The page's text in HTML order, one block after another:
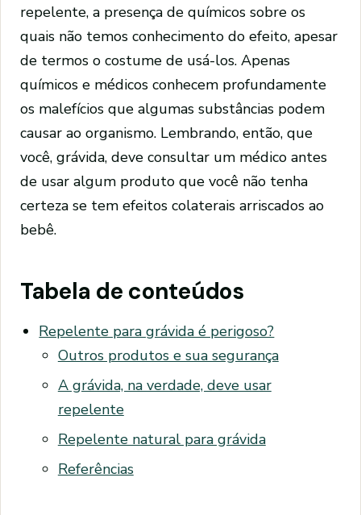
repelente, a presença de químicos sobre os
quais não temos conhecimento do efeito, apesar
de termos o costume de usá-los. Apenas
químicos e médicos conhecem profundamente
os malefícios que algumas substâncias podem
causar ao organismo. Lembrando, então, que
você, grávida, deve consultar um médico antes
de usar algum produto que você não tenha
certeza se tem efeitos colaterais arriscados ao
bebê.
Tabela de conteúdos
Repelente para grávida é perigoso?
Outros produtos e sua segurança
A grávida, na verdade, deve usar
repelente
Repelente natural para grávida
Referências